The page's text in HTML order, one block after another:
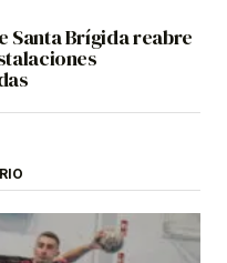
Santa Brígida reabre